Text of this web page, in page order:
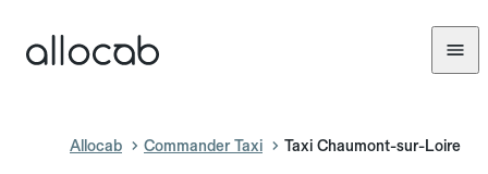
Allocab Commander Taxi Taxi Chaumont-sur-Loire